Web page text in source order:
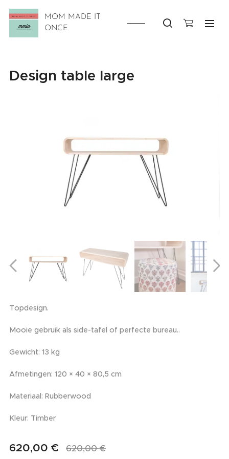
MOM MADE IT
ONCE
Design table large
Topdesign.
Mooie gebruik als side-tafel of perfecte bureau..
Gewicht: 13 kg
Afmetingen: 120 × 40 × 80,5 cm
Materiaal: Rubberwood
Kleur: Timber
620,00 € 620,00€